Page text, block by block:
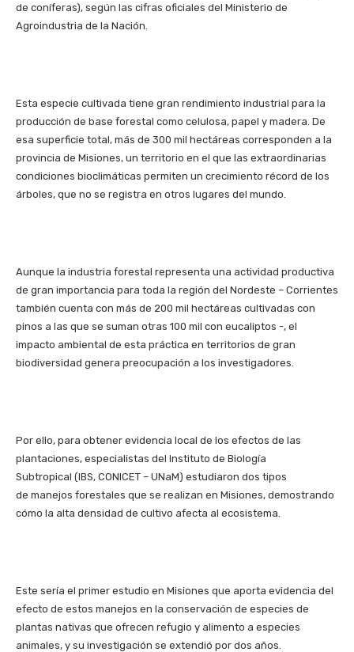
de coníferas), según las cifras oficiales del Ministerio de
Agroindustria de la Nación.
Esta especie cultivada tiene gran rendimiento industrial para la
producción de base forestal como celulosa, papel y madera. De
esa superficie total, más de 300 mil hectáreas corresponden a la
provincia de Misiones, un territorio en el que las extraordinarias
condiciones bioclimáticas permiten un crecimiento récord de los
árboles, que no se registra en otros lugares del mundo.
Aunque la industria forestal representa una actividad productiva
de gran importancia para toda la región del Nordeste – Corrientes
también cuenta con más de 200 mil hectáreas cultivadas con
pinos a las que se suman otras 100 mil con eucaliptos -, el
impacto ambiental de esta práctica en territorios de gran
biodiversidad genera preocupación a los investigadores.
Por ello, para obtener evidencia local de los efectos de las
plantaciones, especialistas del Instituto de Biología
Subtropical (IBS, CONICET – UNaM) estudiaron dos tipos
de manejos forestales que se realizan en Misiones, demostrando
cómo la alta densidad de cultivo afecta al ecosistema.
Este sería el primer estudio en Misiones que aporta evidencia del
efecto de estos manejos en la conservación de especies de
plantas nativas que ofrecen refugio y alimento a especies
animales, y su investigación se extendió por dos años.